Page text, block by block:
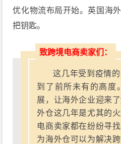
优化物流布局开始。英国海
把钥匙。
致跨境电商卖家们：
这几年受到疫情
到了前所未有的高度
展，让海外企业迎来
外仓这几年是尤其的
电商卖家都在纷纷寻
为海外仓可以为解决